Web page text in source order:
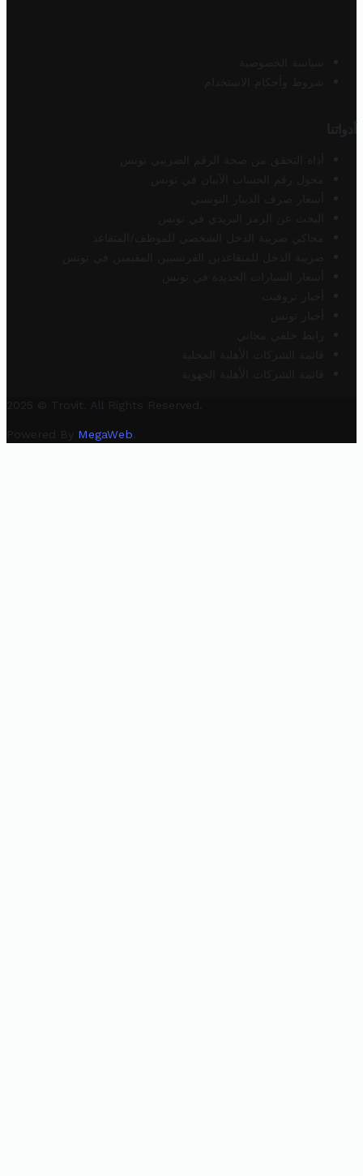
سياسة الخصوصية
شروط وأحكام الاستخدام
أدواتنا
أداة التحقق من صحة الرقم الضريبي تونس
محول رقم الحساب الآيبان في تونس
أسعار صرف الدينار التونسي
البحث عن الرمز البريدي في تونس
محاكي ضريبة الدخل الشخصي للموظف/المتقاعد
ضريبة الدخل للمتقاعدين الفرنسيين المقيمين في تونس
أسعار السيارات الجديدة في تونس
أخبار تروفيت
أخبار تونس
رابط خلفي مجاني
قائمة الشركات الأهلية المحلية
قائمة الشركات الأهلية الجهوية
2025 © Trovit. All Rights Reserved.
Powered By MegaWeb